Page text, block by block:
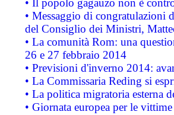
• Il popolo gagauzo non è
• Messaggio di congratulazioni
del Consiglio dei Ministri,
• La comunità Rom: una
26 e 27 febbraio 2014
• Previsioni d'inverno 2014:
• La Commissaria Reding si
• La politica migratoria esterna
• Giornata europea per le